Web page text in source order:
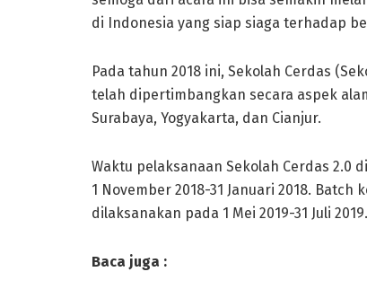
di Indonesia yang siap siaga terhadap
Pada tahun 2018 ini, Sekolah Cerdas
telah dipertimbangkan secara aspek
Surabaya, Yogyakarta, dan Cianjur.
Waktu pelaksanaan Sekolah Cerdas
1 November 2018-31 Januari 2018.
dilaksanakan pada 1 Mei 2019-31 Juli 2019.
Baca juga :